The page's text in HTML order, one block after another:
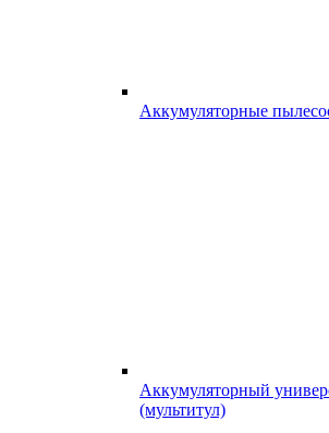
Аккумуляторные
Аккумуляторный
(мультитул)